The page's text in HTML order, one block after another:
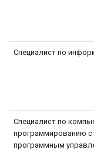
Специалист по
Специалист по
программированию
программным